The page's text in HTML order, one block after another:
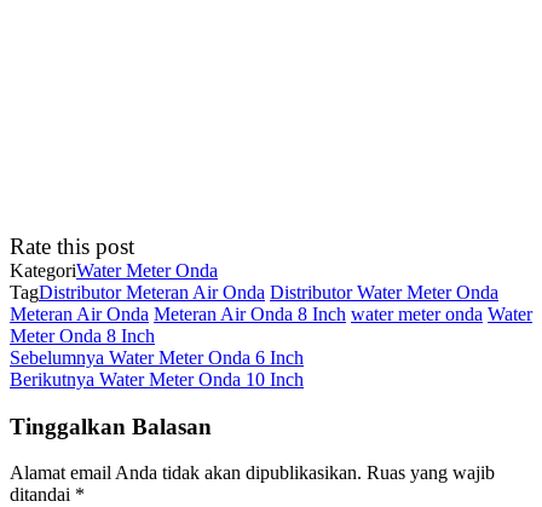
Rate this post
KategoriWater Meter Onda
TagDistributor Meteran Air Onda Distributor Water Meter Onda
Meteran Air Onda Meteran Air Onda 8 Inch water meter onda Water
Meter Onda 8 Inch
Navigasi
pos
Pos
Sebelumnya
Sebelumnya Water Meter Onda 6 Inch
Pos
Berikutnya Water Meter Onda 10 Inch
Tinggalkan Balasan
Alamat email Anda tidak akan dipublikasikan. Ruas yang wajib
ditandai *